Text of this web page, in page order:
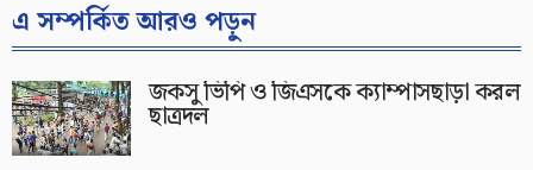
এ সম্পর্কিত আরও পড়ুন
জকসু ভিপি ও জিএসকে ক্যাম্পাসছাড়া করল
ছাত্রদল